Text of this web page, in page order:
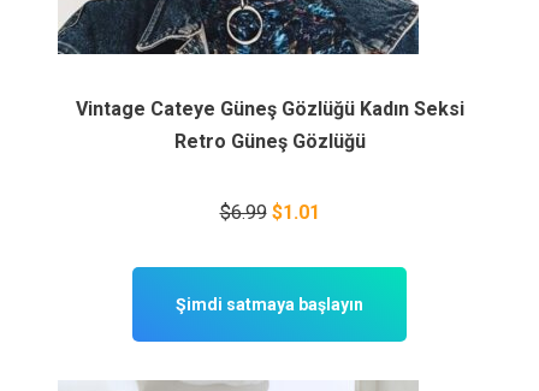
Vintage Cateye Güneş Gözlüğü Kadın Seksi
Retro Güneş Gözlüğü
$6.99 $1.01
Şimdi satmaya başlayın